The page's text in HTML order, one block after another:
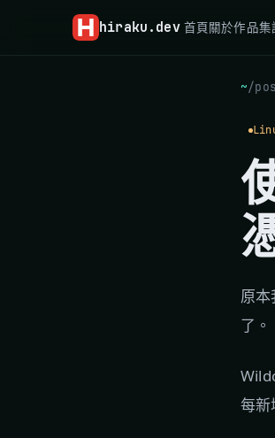
hiraku .dev 首頁關於作品集
~/
原
了。
每